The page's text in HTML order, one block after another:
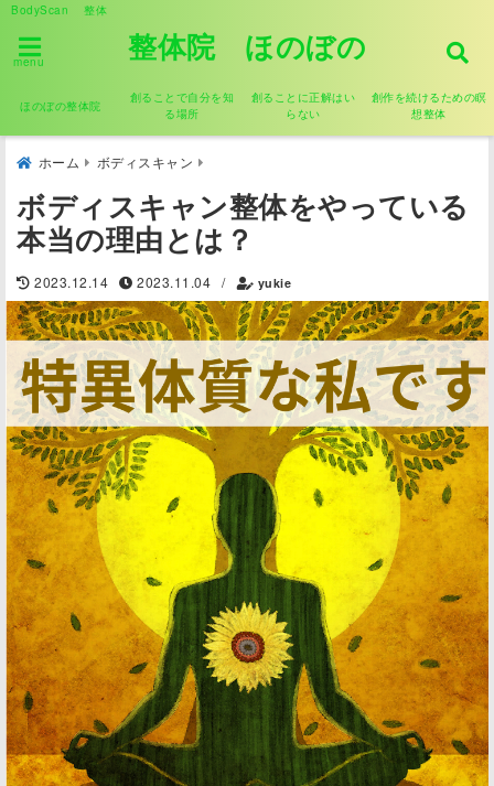
BodyScan 整体
menu 整体院 ほのぼの
ほのぼの整体院
創ることで自分を知
る場所
創ることに正解はい
らない
創作を続けるための瞑
想整体
ホーム ボディスキャン
ボディスキャン整体をやっている
本当の理由とは？
2023.12.14 2023.11.04 / yukie